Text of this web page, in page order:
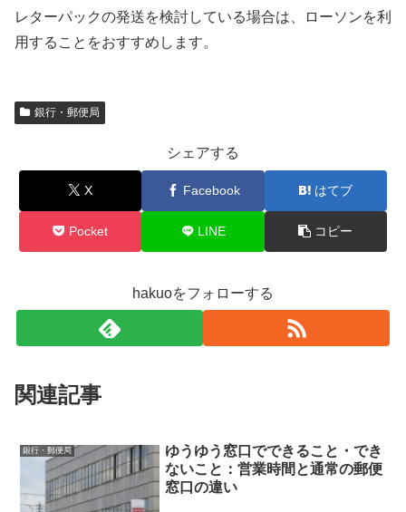
レターパックの発送を検討している場合は、ローソンを利
用することをおすすめします。
銀行・郵便局
シェアする
X Facebook はてブ
Pocket LINE コピー
hakuoをフォローする
関連記事
銀行・郵便局
ゆうゆう窓口でできること・でき
ないこと：営業時間と通常の郵便
窓口の違い